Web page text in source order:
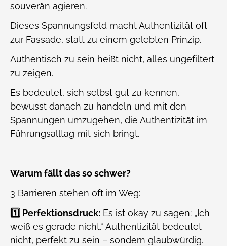
souverän agieren.
Dieses Spannungsfeld macht Authentizität oft
zur Fassade, statt zu einem gelebten Prinzip.
Authentisch zu sein heißt nicht, alles ungefiltert
zu zeigen.
Es bedeutet, sich selbst gut zu kennen,
bewusst danach zu handeln und mit den
Spannungen umzugehen, die Authentizität im
Führungsalltag mit sich bringt.
Warum fällt das so schwer?
3 Barrieren stehen oft im Weg:
1️⃣ Perfektionsdruck: Es ist okay zu sagen: „Ich
weiß es gerade nicht.“ Authentizität bedeutet
nicht, perfekt zu sein – sondern glaubwürdig.